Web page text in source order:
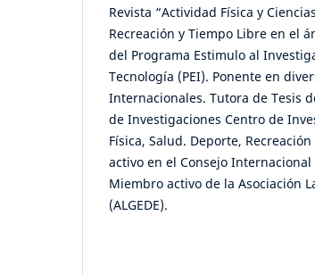
Revista “Actividad Física y
Recreación y Tiempo Libre en el
del Programa Estimulo al
Tecnología (PEI). Ponente en
Internacionales. Tutora de Tesis
de Investigaciones Centro de
Física, Salud. Deporte,
activo en el Consejo Internacional
Miembro activo de la Asociación
(ALGEDE).